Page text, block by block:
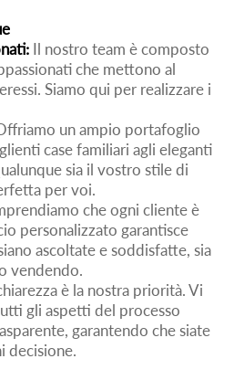
Il nostro team è composto
che mettono al
Siamo qui per realizzare i
un ampio portafoglio
case familiari agli eleganti
sia il vostro stile di
per voi.
che ogni cliente è
personalizzato garantisce
ascoltate e soddisfatte, sia
vendendo.
è la nostra priorità. Vi
gli aspetti del processo
garantendo che siate
decisione.